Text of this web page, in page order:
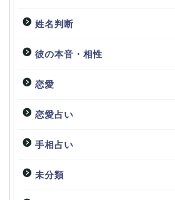
姓名判断
彼の本音・相性
恋愛
恋愛占い
手相占い
未分類